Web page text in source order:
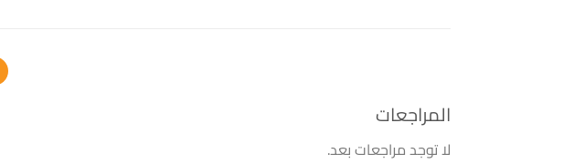
المراجعات
لا توجد مراجعات بعد.